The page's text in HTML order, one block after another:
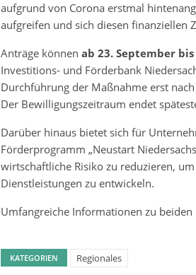
aufgrund von Corona erstmal
aufgreifen und sich diesen finanziellen
Anträge können ab 23. September bis
Investitions- und Förderbank
Durchführung der Maßnahme erst
Der Bewilligungszeitraum endet
Darüber hinaus bietet sich für
Förderprogramm „Neustart
wirtschaftliche Risiko zu reduzieren,
Dienstleistungen zu entwickeln.
Umfangreiche Informationen zu
KATEGORIEN Regionales